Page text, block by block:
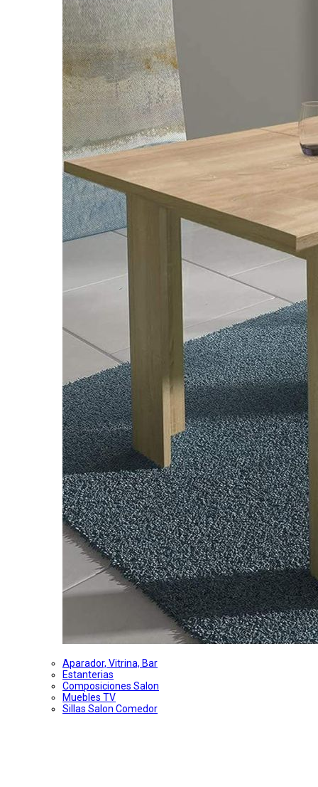
Aparador, Vitrina, Bar
Estanterias
Composiciones Salon
Muebles TV
Sillas Salon Comedor